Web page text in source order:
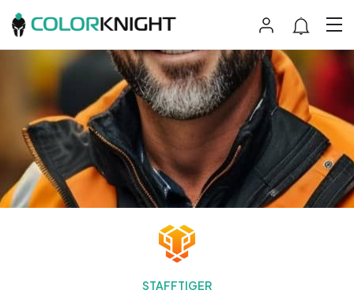
STAFFTIGER